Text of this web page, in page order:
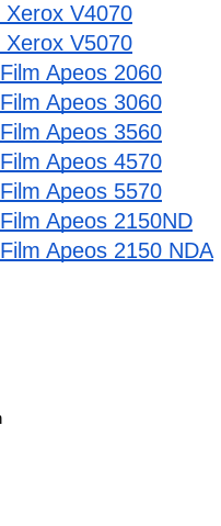
V4070
V5070
Apeos 2060
Apeos 3060
Apeos 3560
Apeos 4570
Apeos 5570
Apeos 2150ND
Apeos 2150 NDA